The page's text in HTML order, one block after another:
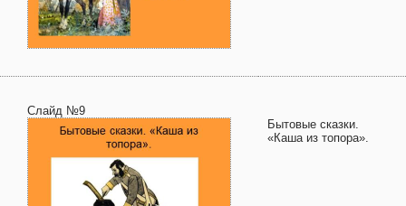
Слайд №9
Бытовые сказки.
«Каша из топора».